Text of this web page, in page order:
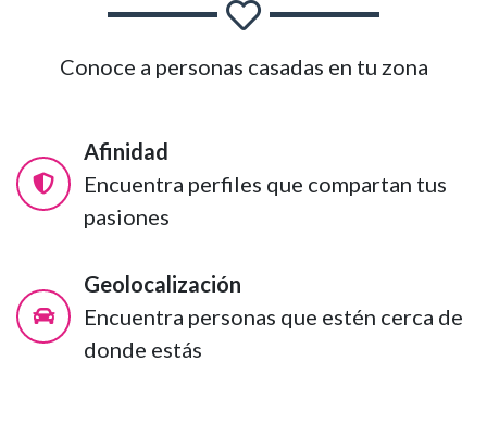
Conoce a personas casadas en tu zona
Afinidad
Encuentra perfiles que compartan tus
pasiones
Geolocalización
Encuentra personas que estén cerca de
donde estás